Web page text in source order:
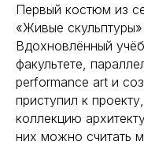
Первый костюм из
«Живые
Вдохновлённый
факультете,
performance art и
приступил к
коллекцию
них можно считать